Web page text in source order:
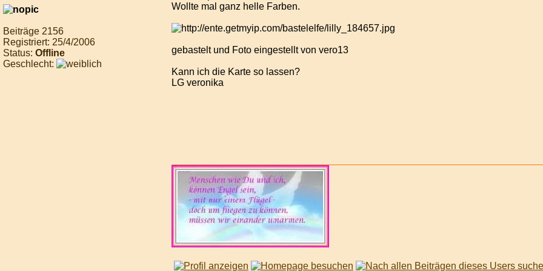
Beiträge 2156
Registriert: 25/4/2006
Status: Offline
Geschlecht:
Wollte mal ganz helle Farben.
gebastelt und Foto eingestellt von vero13
Kann ich die Karte so lassen?
LG veronika